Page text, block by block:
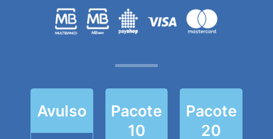
Avulso
Pacote
10
Pacote
20